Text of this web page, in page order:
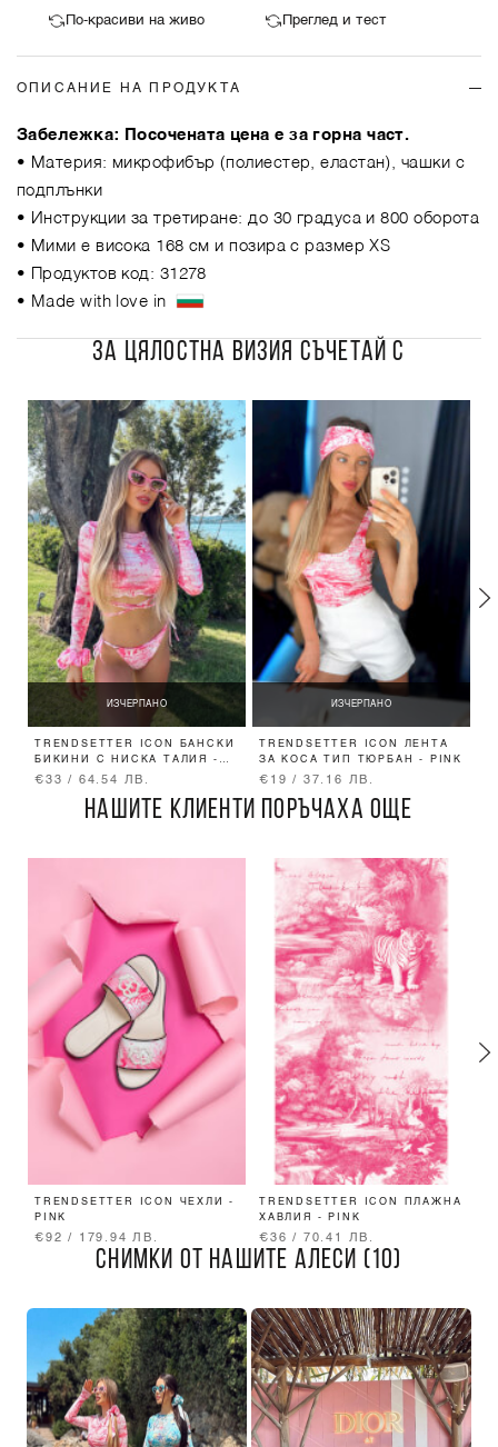
По-красиви на живо Преглед и тест
ОПИСАНИЕ НА ПРОДУКТА
Забележка: Посочената цена е за горна част.
• Материя: микрофибър (полиестер, еластан), чашки с
подплънки
• Инструкции за третиране: до 30 градуса и 800 оборота
• Мими е висока 168 см и позира с размер XS
• Продуктов код: 31278
• Made with love in
ЗА ЦЯЛОСТНА ВИЗИЯ СЪЧЕТАЙ С
ИЗЧЕРПАНО
TRENDSETTER ICON БАНСКИ
БИКИНИ С НИСКА ТАЛИЯ -
PINK
€33 / 64.54 ЛВ.
ИЗЧЕРПАНО
TRENDSETTER ICON ЛЕНТА
ЗА КОСА ТИП ТЮРБАН - PINK
€19 / 37.16 ЛВ.
НАШИТЕ КЛИЕНТИ ПОРЪЧАХА ОЩЕ
TRENDSETTER ICON ЧЕХЛИ -
PINK
€92 / 179.94 ЛВ.
TRENDSETTER ICON ПЛАЖНА
ХАВЛИЯ - PINK
€36 / 70.41 ЛВ.
СНИМКИ ОТ НАШИТЕ АЛЕСИ (10)